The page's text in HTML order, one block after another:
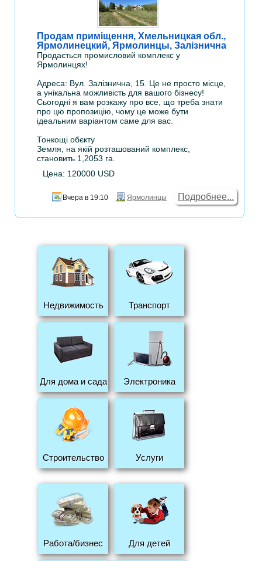
Продам приміщення, Хмельницкая обл.,
Ярмолинецкий, Ярмолинцы, Залізнична
Продається промисловий комплекс у
Ярмолинцях!
Адреса: Вул. Залізнична, 15. Це не просто місце,
а унікальна можливість для вашого бізнесу!
Сьогодні я вам розкажу про все, що треба знати
про цю пропозицію, чому це може бути
ідеальним варіантом саме для вас.
Тонкощі обєкту
Земля, на якій розташований комплекс,
становить 1,2053 га.
Цена: 120000 USD
Вчера в 19:10 Ярмолинцы Подробнее...
Недвижимость Транспорт
Для дома и сада Электроника
Строительство Услуги
Работа/бизнес Для детей